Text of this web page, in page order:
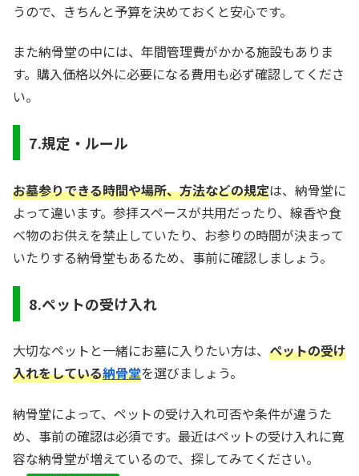
うので、きちんと予算を決めておくと安心です。
また納骨堂の中には、年間管理費がかかる施設もありま
す。購入価格以外に必要になる費用も必ず確認してくださ
い。
7.規定・ルール
お墓参りできる時間や場所、方法などの規定は、納骨堂に
よって違います。参拝スペースが共用だったり、線香や食
べ物のお供えを禁止していたり、お参りの時間が決まって
いたりする納骨堂もあるため、事前に確認しましょう。
8.ペットの受け入れ
大切なペットと一緒にお墓に入りたい方は、 ペットの受け
入れをしている納骨堂を選びましょう。
納骨堂によって、ペットの受け入れ可否や条件が違うた
め、事前の確認は必須です。最近はペットの受け入れに寛
容な納骨堂が増えているので、探してみてください。